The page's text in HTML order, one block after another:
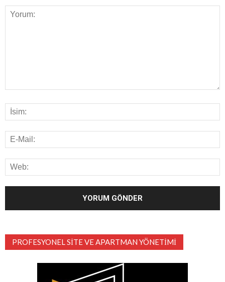
PROFESYONEL SITE VE APARTMAN YÖNETIMI